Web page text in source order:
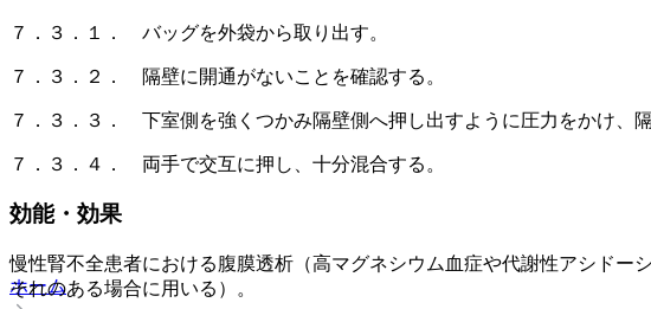
７．３．１． バッグを外袋から取り出す。
７．３．２． 隔壁に開通がないことを確認する。
７．３．３． 下室側を強くつかみ隔壁側へ押し出すように圧力をかけ、隔
７．３．４． 両手で交互に押し、十分混合する。
効能・効果
慢性腎不全患者における腹膜透析（高マグネシウム血症や代謝性アシド
それのある場合に用いる）。
ホーム